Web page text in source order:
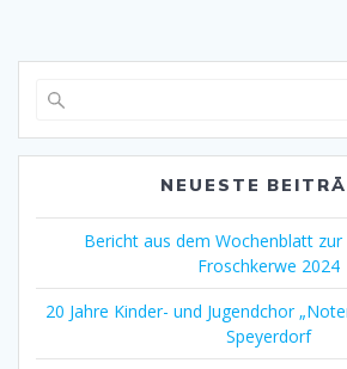
NEUESTE
Bericht aus dem Wochenblatt
Froschkerwe 2024
20 Jahre Kinder- und Jugendchor
Speyerdorf